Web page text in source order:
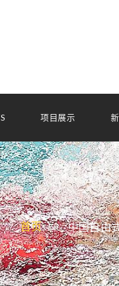
项目展示
首页 中国自由